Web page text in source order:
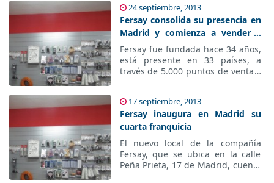
superado gracias a la apertura de
este nuevo punto de venta.
24 septiembre, 2013
Fersay consolida su presencia en
Madrid y comienza a vender a
través de su red franquiciada en
Galicia
Fersay fue fundada hace 34 años,
está presente en 33 países, a
través de 5.000 puntos de venta y
Portugal.
17 septiembre, 2013
Fersay inaugura en Madrid su
cuarta franquicia
El nuevo local de la compañía
Fersay, que se ubica en la calle
Peña Prieta, 17 de Madrid, cuenta